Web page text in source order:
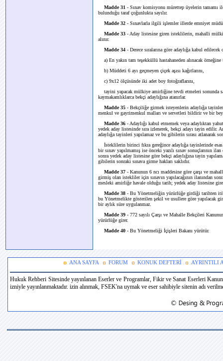
Madde 31 - Sınav komisyonu mürettep üyelerin tamamı
bulunduğu taraf çoğunlukta sayılır.
Madde 32 - Sınavlarla ilgili işlemler illerde emniyet
Madde 33 - Aday listesine giren isteklilerin, mahalli
alınır.
Madde 34 - Derece sıralarına göre adaylığa kabul
a) En yakın tam teşekküllü hastahaneden alınacak örneğine
b) Müddeti 6 ayı geçmeyen çiçek aşısı kağıtlarını,
c) 9x12 ölçüsünde iki adet boy fotoğraflarını,
tayini yapacak mülkiye amirliğine tevdi etmeleri sonunda
kaymakamlıklarca bekçi adaylığına atanırlar.
Madde 35 - Bekçiliğe girmek isteyenlerin adaylığa
menkul ve gayrimenkul malları ve servetleri bildirir ve bir
Madde 36 - Adaylığı kabul etmemek veya adaylıktan
yedek aday listesinde sıra izlenerek, bekçi adayı tayin
adaylığa tayinleri yapılamaz ve bu gibilerin sırası atlanarak
İsteklilerin birinci fıkra gereğince adaylığa tayinlerinde
bir sınav yapılmamış ise önceki yazılı sınav sonuçlarının
sonra yedek aday listesine göre bekçi adaylığına tayin
gibilerin sonraki sınava girme hakları saklıdır.
Madde 37 - Kanunun 6 ncı maddesine göre çarşı ve
girmiş olan istekliler için sınavın yapılacağının ilanından
mesleki amirliğe havale olduğu tarih; yedek aday listesine
Madde 38 - Bu Yönetmeliğin yürürlüğe girdiği tarihten
bu Yönetmelikte gösterilen şekil ve usullere göre yapılacak
bir aylık süre uygulanmaz.
Madde 39 - 772 sayılı Çarşı ve Mahalle Bekçileri
yürürlüğe girer.
Madde 40 - Bu Yönetmeliği İçişleri Bakanı yürütür.
ANA SAYFA FORUM KONUK DEFTERİ AYRINTILI
Hukuk Rehberi Sitesinde yayınlanan Eserler ve Programlar, Fikir ve Sanat Eserleri
izniyle yayınlanmaktadır. izin alınmak, FSEK'na uymak ve eser sahibiyle sitenin adı